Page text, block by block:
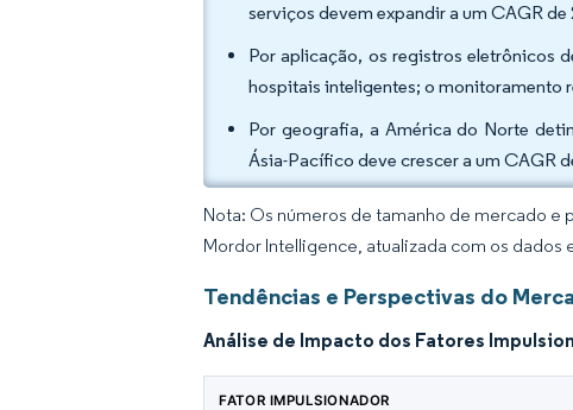
serviços devem expandir a um CAGR de
Por aplicação, os registros eletrônicos
hospitais inteligentes; o monitoramento
Por geografia, a América do Norte
Ásia-Pacífico deve crescer a um CAGR
Nota: Os números de tamanho de mercado
Mordor Intelligence, atualizada com os
Tendências e Perspectivas do
Análise de Impacto dos Fatores
FATOR IMPULSIONADOR